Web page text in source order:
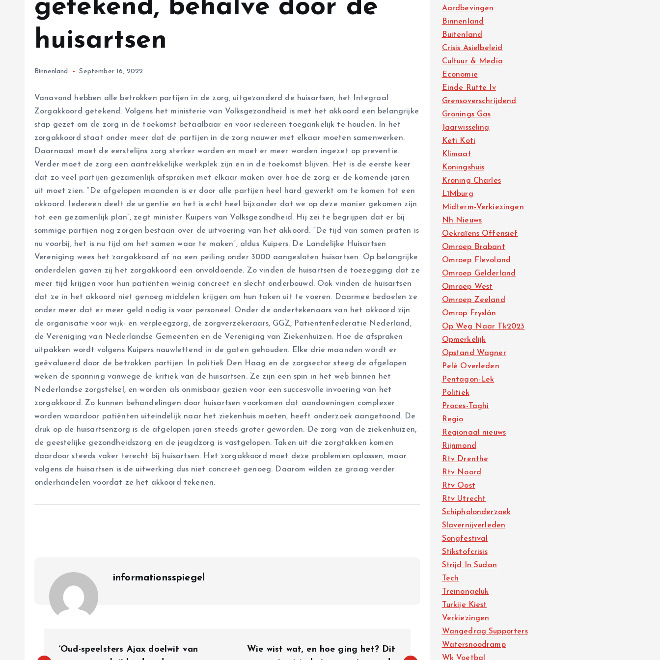
getekend, behalve door de
huisartsen
Binnenland September 16, 2022
Vanavond hebben alle betrokken partijen in de zorg, uitgezonderd de huisartsen, het Integraal
Zorgakkoord getekend. Volgens het ministerie van Volksgezondheid is met het akkoord een belangrijke
stap gezet om de zorg in de toekomst betaalbaar en voor iedereen toegankelijk te houden. In het
zorgakkoord staat onder meer dat de partijen in de zorg nauwer met elkaar moeten samenwerken.
Daarnaast moet de eerstelijns zorg sterker worden en moet er meer worden ingezet op preventie.
Verder moet de zorg een aantrekkelijke werkplek zijn en in de toekomst blijven. Het is de eerste keer
dat zo veel partijen gezamenlijk afspraken met elkaar maken over hoe de zorg er de komende jaren
uit moet zien. “De afgelopen maanden is er door alle partijen heel hard gewerkt om te komen tot een
akkoord. Iedereen deelt de urgentie en het is echt heel bijzonder dat we op deze manier gekomen zijn
tot een gezamenlijk plan”, zegt minister Kuipers van Volksgezondheid. Hij zei te begrijpen dat er bij
sommige partijen nog zorgen bestaan over de uitvoering van het akkoord. “De tijd van samen praten is
nu voorbij, het is nu tijd om het samen waar te maken”, aldus Kuipers. De Landelijke Huisartsen
Vereniging wees het zorgakkoord af na een peiling onder 3000 aangesloten huisartsen. Op belangrijke
onderdelen gaven zij het zorgakkoord een onvoldoende. Zo vinden de huisartsen de toezegging dat ze
meer tijd krijgen voor hun patiënten weinig concreet en slecht onderbouwd. Ook vinden de huisartsen
dat ze in het akkoord niet genoeg middelen krijgen om hun taken uit te voeren. Daarmee bedoelen ze
onder meer dat er meer geld nodig is voor personeel. Onder de ondertekenaars van het akkoord zijn
de organisatie voor wijk- en verpleegzorg, de zorgverzekeraars, GGZ, Patiëntenfederatie Nederland,
de Vereniging van Nederlandse Gemeenten en de Vereniging van Ziekenhuizen. Hoe de afspraken
uitpakken wordt volgens Kuipers nauwlettend in de gaten gehouden. Elke drie maanden wordt er
geëvalueerd door de betrokken partijen. In politiek Den Haag en de zorgsector steeg de afgelopen
weken de spanning vanwege de kritiek van de huisartsen. Ze zijn een spin in het web binnen het
Nederlandse zorgstelsel, en worden als onmisbaar gezien voor een succesvolle invoering van het
zorgakkoord. Zo kunnen behandelingen door huisartsen voorkomen dat aandoeningen complexer
worden waardoor patiënten uiteindelijk naar het ziekenhuis moeten, heeft onderzoek aangetoond. De
druk op de huisartsenzorg is de afgelopen jaren steeds groter geworden. De zorg van de ziekenhuizen,
de geestelijke gezondheidszorg en de jeugdzorg is vastgelopen. Taken uit die zorgtakken komen
daardoor steeds vaker terecht bij huisartsen. Het zorgakkoord moet deze problemen oplossen, maar
volgens de huisartsen is de uitwerking dus niet concreet genoeg. Daarom wilden ze graag verder
onderhandelen voordat ze het akkoord tekenen.
informationsspiegel
‘Oud-speelsters Ajax doelwit van
Wie wist wat, en hoe ging het? Dit
Aardbevingen
Binnenland
Buitenland
Crisis Asielbeleid
Cultuur & Media
Economie
Einde Rutte Iv
Grensoverschrijdend
Gronings Gas
Jaarwisseling
Keti Koti
Klimaat
Koningshuis
Kroning Charles
L1Mburg
Midterm-Verkiezingen
Nh Nieuws
Oekraïens Offensief
Omroep Brabant
Omroep Flevoland
Omroep Gelderland
Omroep West
Omroep Zeeland
Omrop Fryslân
Op Weg Naar Tk2023
Opmerkelijk
Opstand Wagner
Pelé Overleden
Pentagon-Lek
Politiek
Proces-Taghi
Regio
Regionaal nieuws
Rijnmond
Rtv Drenthe
Rtv Noord
Rtv Oost
Rtv Utrecht
Schipholonderzoek
Slavernijverleden
Songfestival
Stikstofcrisis
Strijd In Sudan
Tech
Treinongeluk
Turkije Kiest
Verkiezingen
Wangedrag Supporters
Watersnoodramp
Wk Voetbal